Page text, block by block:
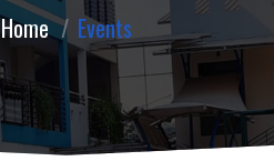
Home Events